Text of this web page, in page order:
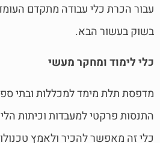
עבור הכרת כלי עבודה מתקדם
בשוק בעשור הבא.
כלי לימוד ומחקר מעשי
מדפסת תלת מימד למכללות ובתי
התנסות פרקטי למעבדות וכיתות
כלי זה מאפשר להכיר ולאמץ